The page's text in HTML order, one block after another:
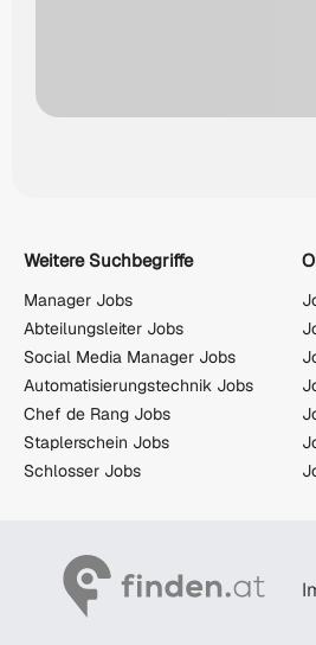
Weitere Suchbegriffe
Manager Jobs
Abteilungsleiter Jobs
Social Media Manager Jobs
Automatisierungstechnik Jobs
Chef de Rang Jobs
Staplerschein Jobs
Schlosser Jobs